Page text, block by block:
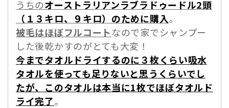
うちのオーストラリアンラブラドゥードル2頭
（１３キロ、９キロ）のために購入。
被毛はほぼフルコートなので家でシャンプー
した後乾かすのがとても大変！
今までタオルドライするのに３枚くらい吸水
タオルを使っても足りないと思うくらいでし
たが、このタオルは本当に1枚でほぼタオルド
ライ完了。